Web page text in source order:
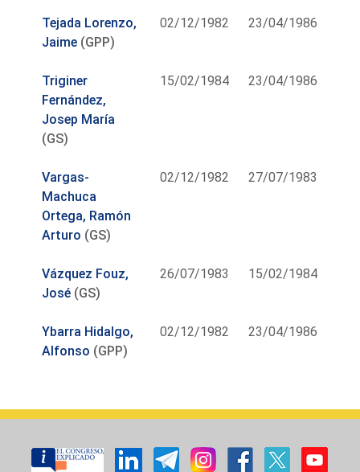
Tejada Lorenzo,
Jaime (GPP)
02/12/1982 23/04/1986
Triginer
Fernández,
Josep María
(GS)
15/02/1984 23/04/1986
Vargas-
Machuca
Ortega, Ramón
Arturo (GS)
02/12/1982 27/07/1983
Vázquez Fouz,
José (GS)
26/07/1983 15/02/1984
Ybarra Hidalgo,
Alfonso (GPP)
02/12/1982 23/04/1986